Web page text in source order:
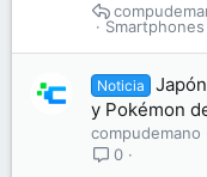
Noticia
y Pokémon
compudemano
0